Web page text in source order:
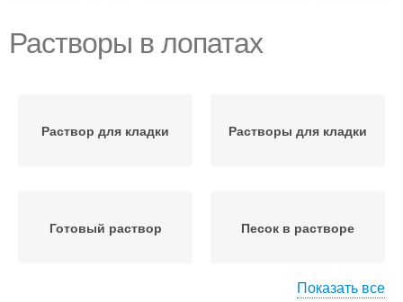
Растворы в лопатах
Раствор для кладки Растворы для кладки
Готовый раствор Песок в растворе
Показать все